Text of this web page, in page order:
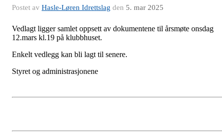
Postet av Hasle-Løren Idrettslag den 5. mar 2025
Vedlagt ligger samlet oppsett av dokumentene til årsmøte onsdag
12.mars kl.19 på klubbhuset.
Enkelt vedlegg kan bli lagt til senere.
Styret og administrasjonene